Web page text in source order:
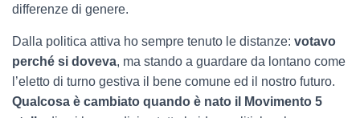
differenze di genere.
Dalla politica attiva ho sempre tenuto le distanze: votavo
perché si doveva, ma stando a guardare da lontano come
l’eletto di turno gestiva il bene comune ed il nostro futuro.
Qualcosa è cambiato quando è nato il Movimento 5